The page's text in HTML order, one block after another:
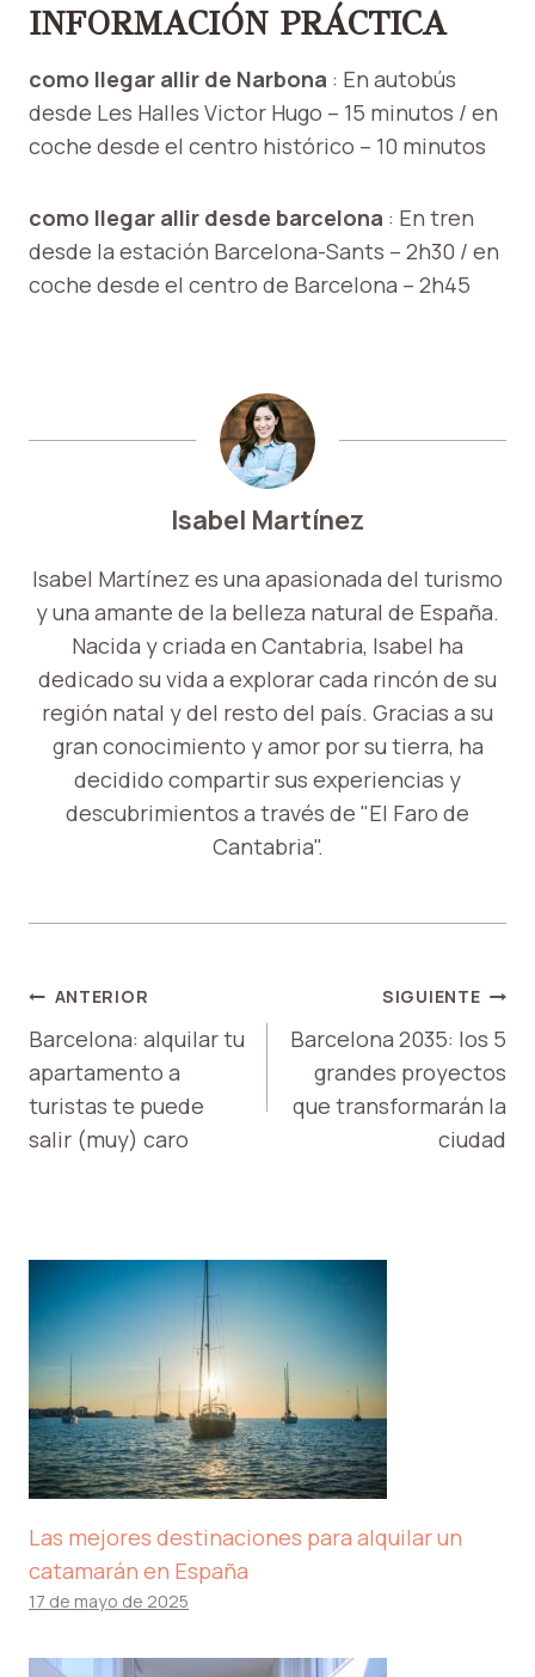
INFORMACIÓN PRÁCTICA
como llegar allir de Narbona : En autobús
desde Les Halles Victor Hugo – 15 minutos / en
coche desde el centro histórico – 10 minutos
como llegar allir desde barcelona : En tren
desde la estación Barcelona-Sants – 2h30 / en
coche desde el centro de Barcelona – 2h45
Isabel Martínez
Isabel Martínez es una apasionada del turismo
y una amante de la belleza natural de España.
Nacida y criada en Cantabria, Isabel ha
dedicado su vida a explorar cada rincón de su
región natal y del resto del país. Gracias a su
gran conocimiento y amor por su tierra, ha
decidido compartir sus experiencias y
descubrimientos a través de "El Faro de
Cantabria".
NAVEGACIÓN
DE
ENTRADAS
ANTERIOR
Barcelona: alquilar tu
apartamento a
turistas te puede
salir (muy) caro
SIGUIENTE
Barcelona 2035: los 5
grandes proyectos
que transformarán la
ciudad
Las mejores destinaciones para alquilar un
catamarán en España
17 de mayo de 2025